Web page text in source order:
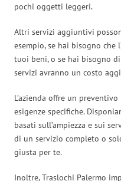
pochi oggetti leggeri.
Altri servizi aggiuntivi
esempio, se hai bisogno che
tuoi beni, o se hai bisogno
servizi avranno un costo
L’azienda offre un
esigenze specifiche.
basati sull’ampiezza e sui
di un servizio completo o
giusta per te.
Inoltre, Traslochi Palermo